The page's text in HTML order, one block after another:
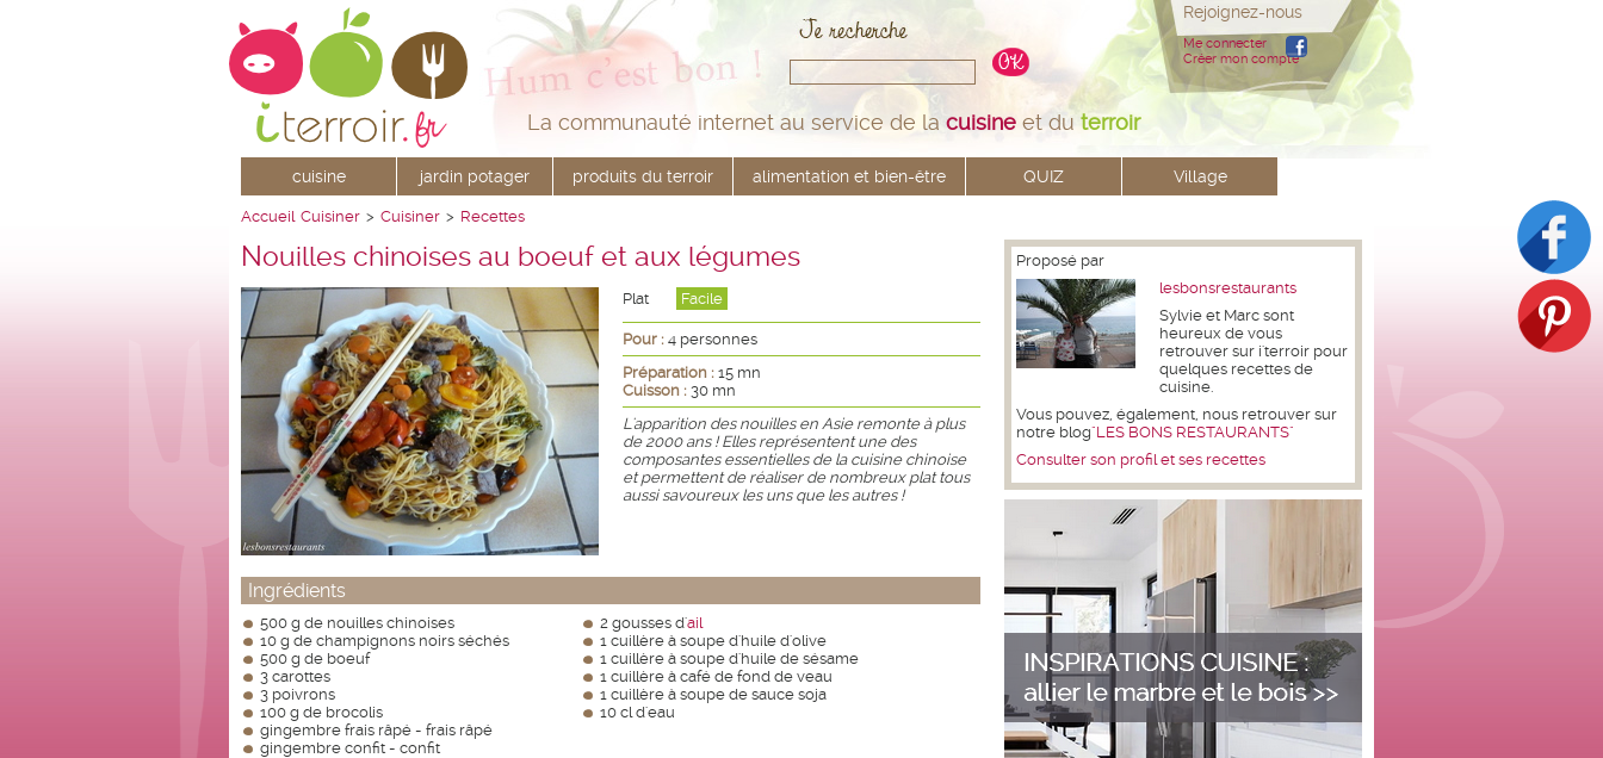
La communauté internet au service de la cuisine et duterroir
Rejoignez-nous
Me connecter
Créer mon compte
cuisine jardin potager produits du terroir alimentation et bien-être QUIZ Village
Accueil Cuisiner > Cuisiner > Recettes
Nouilles chinoises au boeuf et aux légumes
Plat Facile
Pour : 4 personnes
Préparation : 15 mn
Cuisson : 30 mn
L'apparition des nouilles en Asie remonte à plus
de 2000 ans ! Elles représentent une des
composantes essentielles de la cuisine chinoise
et permettent de réaliser de nombreux plat tous
aussi savoureux les uns que les autres !
Ingrédients
500 g de nouilles chinoises
10 g de champignons noirs séchés
500 g de boeuf
3 carottes
3 poivrons
100 g de brocolis
gingembre frais râpé - frais râpé
gingembre confit - confit
2 gousses d'ail
1 cuillère à soupe d'huile d'olive
1 cuillère à soupe d'huile de sésame
1 cuillère à café de fond de veau
1 cuillère à soupe de sauce soja
10 cl d'eau
Proposé par
lesbonsrestaurants
Sylvie et Marc sont
heureux de vous
retrouver sur i'terroir pour
quelques recettes de
cuisine.
Vous pouvez, également, nous retrouver sur
notre blog"LES BONS RESTAURANTS"
Consulter son profil et ses recettes